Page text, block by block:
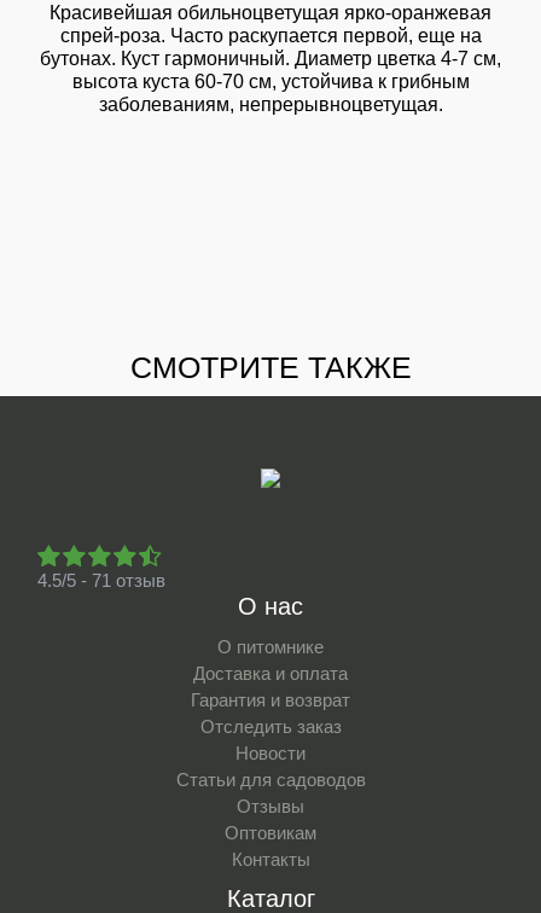
Красивейшая обильноцветущая ярко-оранжевая
спрей-роза. Часто раскупается первой, еще на
бутонах. Куст гармоничный. Диаметр цветка 4-7 см,
высота куста 60-70 см, устойчива к грибным
заболеваниям, непрерывноцветущая.
СМОТРИТЕ ТАКЖЕ
4.5/5 - 71 отзыв
О нас
О питомнике
Доставка и оплата
Гарантия и возврат
Отследить заказ
Новости
Статьи для садоводов
Отзывы
Оптовикам
Контакты
Каталог